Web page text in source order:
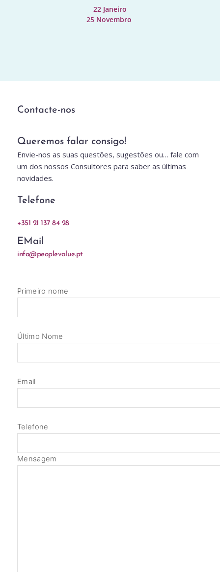
22 Janeiro
25 Novembro
Contacte-nos
Queremos falar consigo!
Envie-nos as suas questões, sugestões ou… fale com
um dos nossos Consultores para saber as últimas
novidades.
Telefone
+351 21 137 84 28
EMail
info@peoplevalue.pt
Primeiro nome
Último Nome
Email
Telefone
Mensagem